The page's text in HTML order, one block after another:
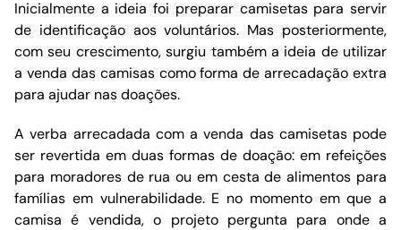
Inicialmente a ideia foi preparar camisetas para servir
de identificação aos voluntários. Mas posteriormente,
com seu crescimento, surgiu também a ideia de utilizar
a venda das camisas como forma de arrecadação extra
para ajudar nas doações.
A verba arrecadada com a venda das camisetas pode
ser revertida em duas formas de doação: em refeições
para moradores de rua ou em cesta de alimentos para
famílias em vulnerabilidade. E no momento em que a
camisa é vendida, o projeto pergunta para onde a